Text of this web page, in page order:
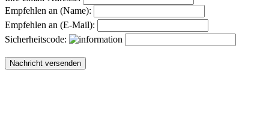
Empfehlen an (Name):
Empfehlen an (E-Mail):
Sicherheitscode: